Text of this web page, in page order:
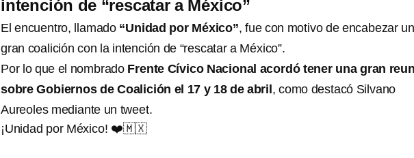
intención de “rescatar a México”
El encuentro, llamado “Unidad por México”, fue con motivo de encabezar
gran coalición con la intención de “rescatar a México”.
Por lo que el nombrado Frente Cívico Nacional acordó tener una gran
sobre Gobiernos de Coalición el 17 y 18 de abril , como destacó Silvano
Aureoles mediante un tweet.
¡Unidad por México! ❤️🇲🇽